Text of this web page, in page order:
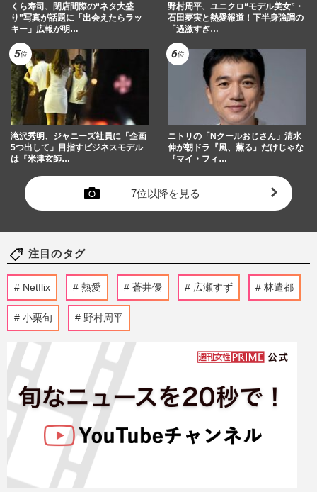
くら寿司、閉店間際の“ネタ大盛
り”写真が話題に「出会えたらラッ
キー」広報が明…
野村周平、ユニクロ“モデル美女”・
石田夢実と熱愛報道！下半身強調の
「過激すぎ…
滝沢秀明、ジャニーズ社員に「企画
5つ出して」目指すビジネスモデル
は『米津玄師…
ニトリの「Nクールおじさん」清水
伸が朝ドラ『風、薫る』だけじゃな
『マイ・フィ…
7位以降を見る
注目のタグ
Netflix 熱愛 蒼井優 広瀬すず 林遣都
小栗旬 野村周平